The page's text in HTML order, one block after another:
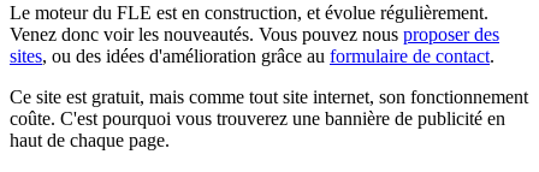
Le moteur du FLE est en construction, et évolue régulièrement.
Venez donc voir les nouveautés. Vous pouvez nous proposer des
sites, ou des idées d'amélioration grâce au formulaire de contact.
Ce site est gratuit, mais comme tout site internet, son fonctionnement
coûte. C'est pourquoi vous trouverez une bannière de publicité en
haut de chaque page.